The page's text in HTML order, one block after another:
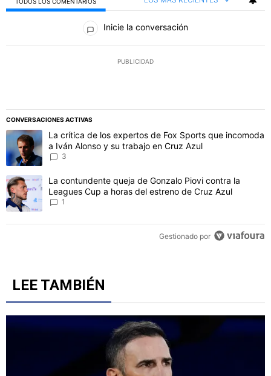
Todos los comentarios
Inicie la conversación
PUBLICIDAD
CONVERSACIONES ACTIVAS
Este listado muestra los artículos con más comentarios en los
Un artículo de tendencia con el título "La crítica de los expertos
La crítica de los expertos de Fox Sports que incomoda
a Iván Alonso y su trabajo en Cruz Azul
3
Un artículo de tendencia con el título "La contundente queja de
La contundente queja de Gonzalo Piovi contra la
Leagues Cup a horas del estreno de Cruz Azul
1
Gestionado por
LEE TAMBIÉN